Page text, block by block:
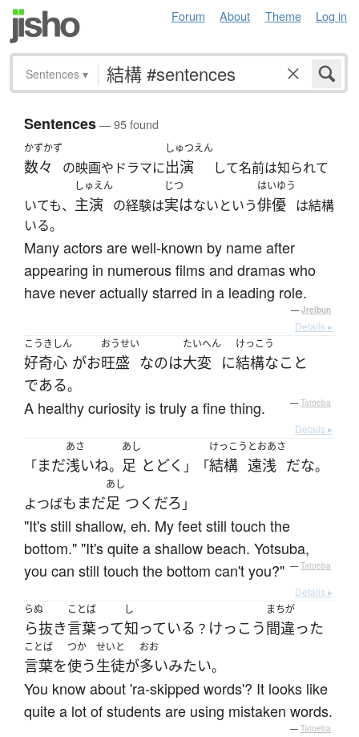
Forum About Theme Log in
Sentences ▾
Sentences— 95 found
かずかず
数々 の映画やドラマに
しゅつえん
出演 して名前は知られて
いても、
しゅえん
主演 の経験は
じつ
実はないという
はいゆう
俳優 は結構
いる。
Many actors are well-known by name after
appearing in numerous films and dramas who
have never actually starred in a leading role.
— Jreibun
Details ▸
こうきしん
好奇心 がお
おうせい
旺盛 なのは
たいへん
大変 に
けっこう
結構なこと
である。
A healthy curiosity is truly a fine thing. — Tatoeba
Details ▸
「まだ
あさ
浅いね。
あし
足 とどく 」「
けっこう
結構
とおあさ
遠浅 だな。
よつばも まだ
あし
足 つく だろ 」
"It's still shallow, eh. My feet still touch the
bottom." "It's quite a shallow beach. Yotsuba,
you can still touch the bottom can't you?" — Tatoeba
Details ▸
らぬ
ら抜き
ことば
言葉って
し
知っている ？ けっこう
まちが
間違った
ことば
言葉を
つか
使う
せいと
生徒が
おお
多いみたい。
You know about 'ra-skipped words'? It looks like
quite a lot of students are using mistaken words.
— Tatoeba